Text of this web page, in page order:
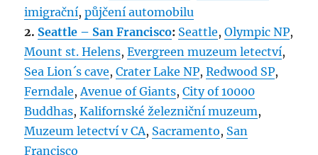
imigrační,půjčení automobilu
2. Seattle – San Francisco: Seattle,Olympic NP,
Mount st. Helens,Evergreen muzeum letectví,
Sea Lion´s cave,Crater Lake NP,Redwood SP,
Ferndale, Avenue of Giants,City of 10000
Buddhas,Kalifornské železniční muzeum,
Muzeum letectví v CA, Sacramento, San
Francisco